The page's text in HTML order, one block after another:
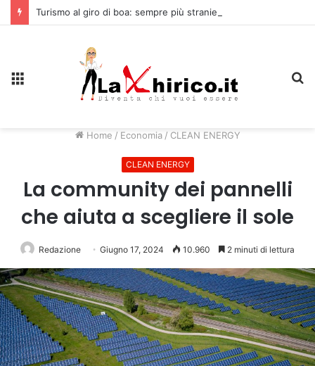
Turismo al giro di boa: sempre più stranieri in Riviera
Home / Economia / CLEAN ENERGY
CLEAN ENERGY
La community dei pannelli
che aiuta a scegliere il sole
Redazione Giugno 17, 2024 10.960 2 minuti di lettura